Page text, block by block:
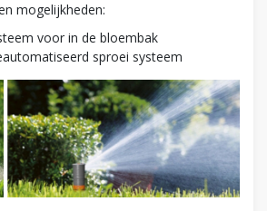
mogelijkheden:
voor in de bloembak
sproei systeem